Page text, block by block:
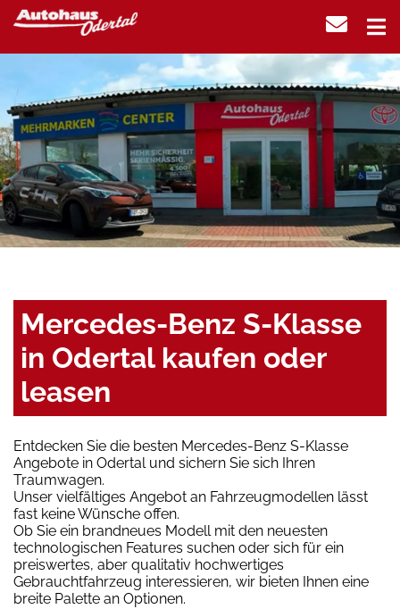
Mercedes-Benz S-Klasse
in Odertal kaufen oder
leasen
Entdecken Sie die besten Mercedes-Benz S-Klasse
Angebote in Odertal und sichern Sie sich Ihren
Traumwagen.
Unser vielfältiges Angebot an Fahrzeugmodellen lässt
fast keine Wünsche offen.
Ob Sie ein brandneues Modell mit den neuesten
technologischen Features suchen oder sich für ein
preiswertes, aber qualitativ hochwertiges
Gebrauchtfahrzeug interessieren, wir bieten Ihnen eine
breite Palette an Optionen.